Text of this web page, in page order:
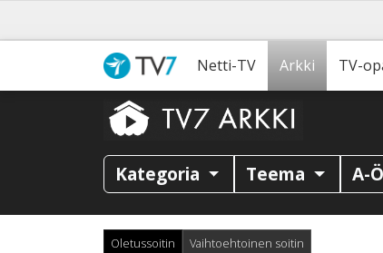
Netti-TV Arkki TV-
Kategoria Teema A-
Oletussoitin Vaihtoehtoinen soitin